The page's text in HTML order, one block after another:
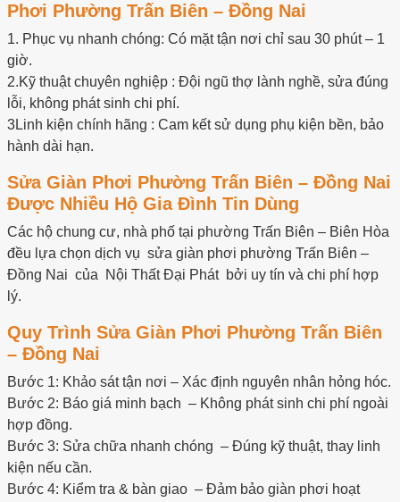
Phơi Phường Trấn Biên – Đồng Nai
1. Phục vụ nhanh chóng: Có mặt tận nơi chỉ sau 30 phút – 1
giờ.
2.Kỹ thuật chuyên nghiệp : Đội ngũ thợ lành nghề, sửa đúng
lỗi, không phát sinh chi phí.
3Linh kiện chính hãng : Cam kết sử dụng phụ kiện bền, bảo
hành dài hạn.
Sửa Giàn Phơi Phường Trấn Biên – Đồng Nai
Được Nhiều Hộ Gia Đình Tin Dùng
Các hộ chung cư, nhà phố tại phường Trấn Biên – Biên Hòa
đều lựa chọn dịch vụ sửa giàn phơi phường Trấn Biên –
Đồng Nai của Nội Thất Đại Phát bởi uy tín và chi phí hợp
lý.
Quy Trình Sửa Giàn Phơi Phường Trấn Biên
– Đồng Nai
Bước 1: Khảo sát tận nơi – Xác định nguyên nhân hỏng hóc.
Bước 2: Báo giá minh bạch – Không phát sinh chi phí ngoài
hợp đồng.
Bước 3: Sửa chữa nhanh chóng – Đúng kỹ thuật, thay linh
kiện nếu cần.
Bước 4: Kiểm tra & bàn giao – Đảm bảo giàn phơi hoạt